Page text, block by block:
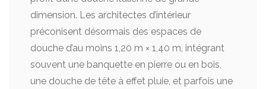
dimension. Les architectes d’intérieur
préconisent désormais des espaces de
douche d’au moins 1,20 m × 1,40 m, intégrant
souvent une banquette en pierre ou en bois,
une douche de tête à effet pluie, et parfois une